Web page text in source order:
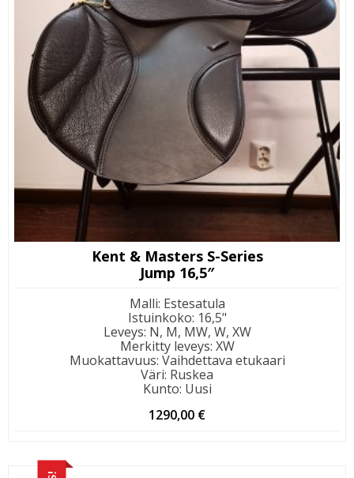
Kent & Masters S-Series
Jump 16,5″
Malli: Estesatula
Istuinkoko: 16,5"
Leveys: N, M, MW, W, XW
Merkitty leveys: XW
Muokattavuus: Vaihdettava etukaari
Väri: Ruskea
Kunto: Uusi
1290,00 €